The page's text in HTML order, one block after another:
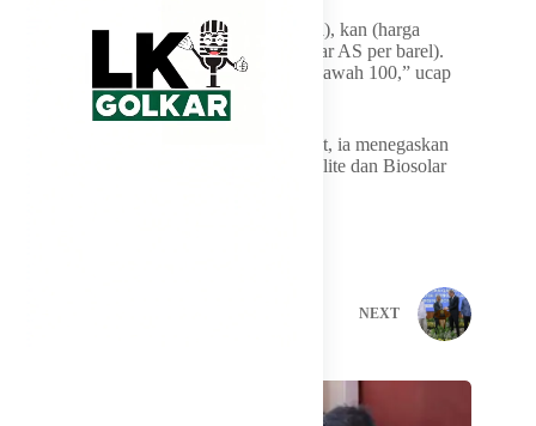
“Kalau kemarin kan 77 (dolar AS per barel), kan (harga
minyak) pernah naik sampai 105–106 (dolar AS per barel).
Sekarang kan sudah turun kan? Sudah di bawah 100,” ucap
Oleh karena itu, dalam kesempatan tersebut, ia menegaskan
bahwa harga BBM bersubsidi seperti Pertalite dan Biosolar
NEXT